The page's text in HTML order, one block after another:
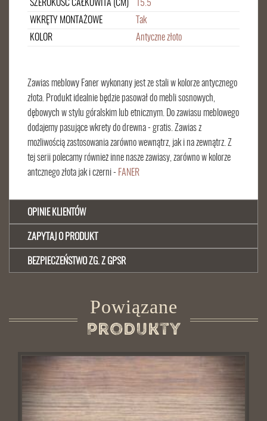
SZEROKOŚĆ CAŁKOWITA (CM)
15.5
WKRĘTY MONTAŻOWE
Tak
KOLOR
Antyczne złoto
Zawias meblowy Faner wykonany jest ze stali w kolorze antycznego
złota. Produkt idealnie będzie pasował do mebli sosnowych,
dębowych w stylu góralskim lub etnicznym. Do zawiasu meblowego
dodajemy pasujące wkrety do drewna - gratis. Zawias z
możliwością zastosowania zarówno wewnątrz, jak i na zewnątrz. Z
tej serii polecamy również inne nasze zawiasy, zarówno w kolorze
antcznego złota jak i czerni - FANER
OPINIE KLIENTÓW
ZAPYTAJ O PRODUKT
BEZPIECZEŃSTWO ZG. Z GPSR
Powiązane
Produkty